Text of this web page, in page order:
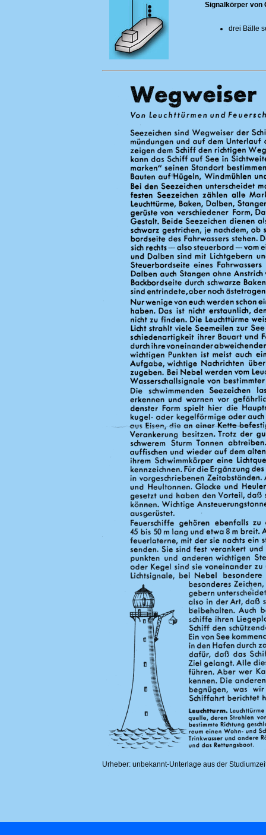
Signalkörper von
drei Bälle
Urheber: unbekannt-Unterlage aus der